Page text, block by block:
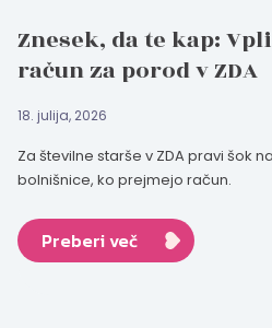
Znesek, da te kap:
račun za porod v ZDA
18. julija, 2026
Za številne starše v ZDA pravi šok
bolnišnice, ko prejmejo račun.
Preberi več